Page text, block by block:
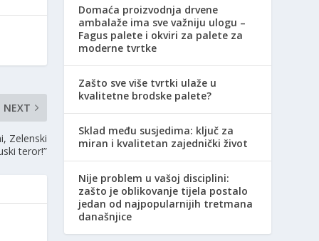
NEXT
Zelenski
teror!”
Domaća proizvodnja drvene
ambalaže ima sve važniju ulogu –
Fagus palete i okviri za palete za
moderne tvrtke
Zašto sve više tvrtki ulaže u
kvalitetne brodske palete?
Sklad među susjedima: ključ za
miran i kvalitetan zajednički život
Nije problem u vašoj disciplini:
zašto je oblikovanje tijela postalo
jedan od najpopularnijih tretmana
današnjice